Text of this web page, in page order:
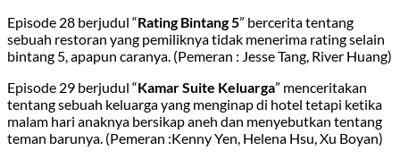
Episode 28 berjudul “Rating Bintang 5” bercerita tentang
sebuah restoran yang pemiliknya tidak menerima rating selain
bintang 5, apapun caranya. (Pemeran : Jesse Tang, River Huang)
Episode 29 berjudul “Kamar Suite Keluarga” menceritakan
tentang sebuah keluarga yang menginap di hotel tetapi ketika
malam hari anaknya bersikap aneh dan menyebutkan tentang
teman barunya. (Pemeran :Kenny Yen, Helena Hsu, Xu Boyan)